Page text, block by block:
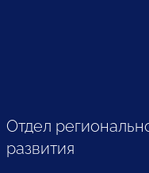
Отдел
развития